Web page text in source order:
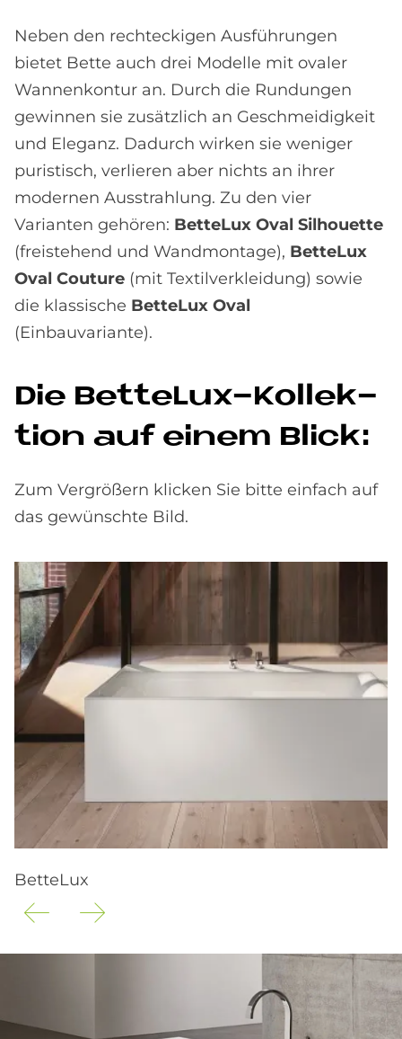
Neben den rechteckigen Ausführungen
bietet Bette auch drei Modelle mit ovaler
Wannenkontur an. Durch die Rundungen
gewinnen sie zusätzlich an Geschmeidigkeit
und Eleganz. Dadurch wirken sie weniger
puristisch, verlieren aber nichts an ihrer
modernen Ausstrahlung. Zu den vier
Varianten gehören: BetteLux Oval Silhouette
(freistehend und Wandmontage), BetteLux
Oval Couture (mit Textilverkleidung) sowie
die klassische BetteLux Oval
(Einbauvariante).
Die Bet­te­Lux-Kol­lek­
ti­on auf ei­nem Bli­ck:
Zum Vergrößern klicken Sie bitte einfach auf
das gewünschte Bild.
BetteLux